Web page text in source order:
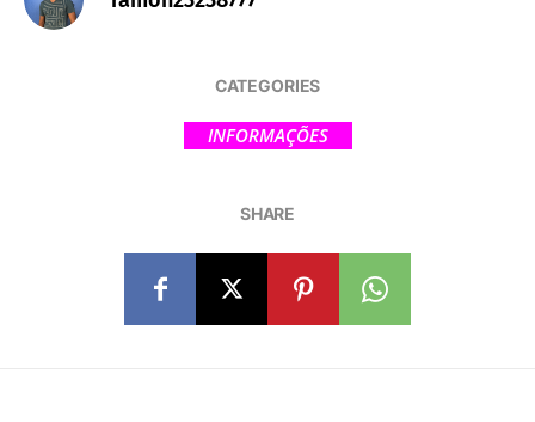
CATEGORIES
INFORMAÇÕES
SHARE